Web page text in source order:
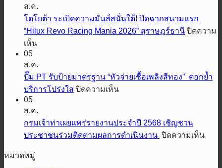
เตรียม
ปล่อย
สมรรถนะ
พิชิต
ทุก
ทาง
เอ
ส
ประกาศ
ความ
ออฟ
ที่
4
ส.ค.
โตโยต้า ระเบิดความมันส์สนั่นใต้! ปิดฉากสนามแรก
“Hilux Revo Racing Mania 2026” สุราษฎร์ธานี ปิดความ
เห็นบน
โย
ต้า
ระเบิด
มันส์
สนั่น
ใต้!
05
ส.ค.
ปั๊ม PT รับป้ายมาตรฐาน “หัวจ่ายเชื้อเพลิงสีทอง” ตอกย้ำ
บริการโปร่งใส ปิดความเห็นบน
รับ
ป้าย
05
ส.ค.
กรมเจ้าท่าเผยแพร่รายงานประจำปี 2568 เชิญชวน
ประชาชนร่วมติดตามผลการดำเนินงาน ปิดความเห็นบน
หมวดหมู่